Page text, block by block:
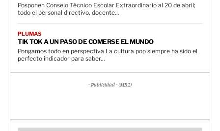
Posponen Consejo Técnico Escolar Extraordinario al 20 de abril;
todo el personal directivo, docente...
PLUMAS
TIK TOK A UN PASO DE COMERSE EL MUNDO
Pongamos todo en perspectiva La cultura pop siempre ha sido el
perfecto indicador para saber...
- Publicidad - (MR2)